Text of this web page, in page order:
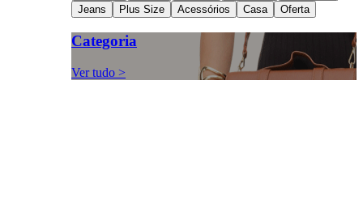
Jeans
Plus Size Acessórios Casa Oferta
Categoria
Ver tudo >